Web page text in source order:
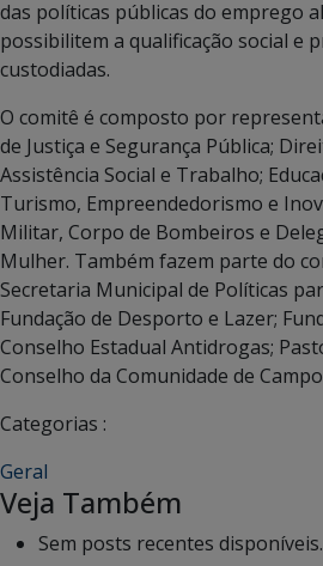
das políticas públicas do emprego
possibilitem a qualificação social e
custodiadas.
O comitê é composto por
de Justiça e Segurança Pública;
Assistência Social e Trabalho;
Turismo, Empreendedorismo e
Militar, Corpo de Bombeiros e
Mulher. Também fazem parte do
Secretaria Municipal de Políticas
Fundação de Desporto e Lazer;
Conselho Estadual Antidrogas;
Conselho da Comunidade de
Categorias :
Geral
Veja Também
Sem posts recentes disponíveis.